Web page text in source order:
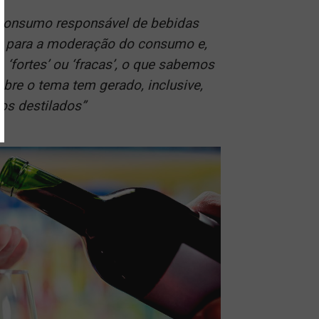
responsável de bebidas
a moderação do consumo e,
ou ‘fracas’, o que sabemos
o tema tem gerado, inclusive,
destilados”